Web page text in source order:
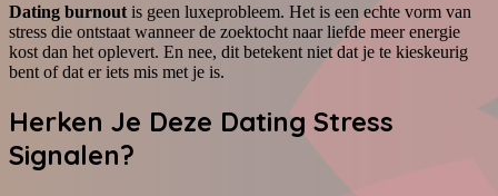
Dating burnout is geen luxeprobleem. Het is een echte vorm van
stress die ontstaat wanneer de zoektocht naar liefde meer energie
kost dan het oplevert. En nee, dit betekent niet dat je te kieskeurig
bent of dat er iets mis met je is.
Herken Je Deze Dating Stress
Signalen?